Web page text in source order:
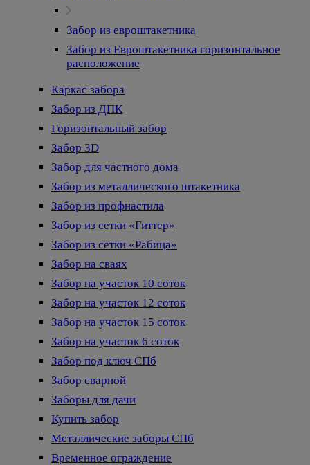
Забор из евроштакетника
Забор из Евроштакетника горизонтальное
расположение
Каркас забора
Забор из ДПК
Горизонтальный забор
Забор 3D
Забор для частного дома
Забор из металлического штакетника
Забор из профнастила
Забор из сетки «Гиттер»
Забор из сетки «Рабица»
Забор на сваях
Забор на участок 10 соток
Забор на участок 12 соток
Забор на участок 15 соток
Забор на участок 6 соток
Забор под ключ СПб
Забор сварной
Заборы для дачи
Купить забор
Металлические заборы СПб
Временное ограждение